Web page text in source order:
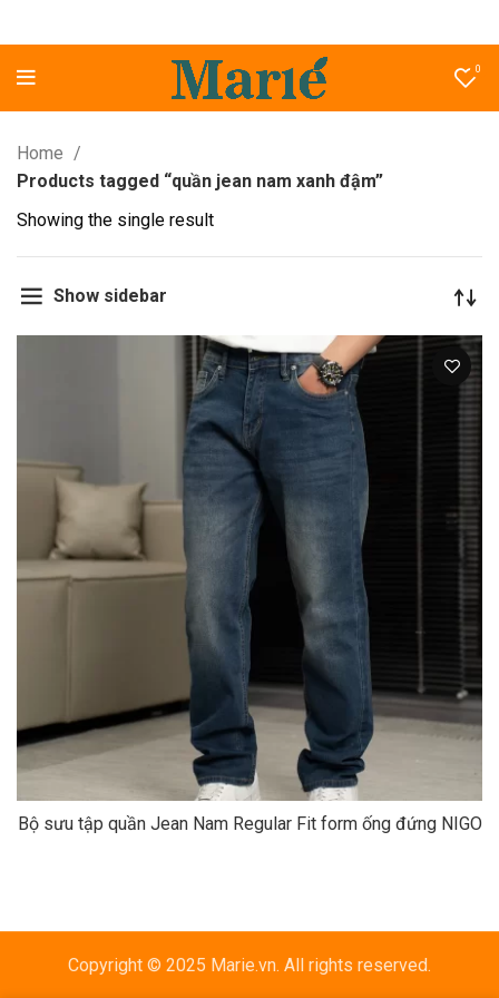
0
Home
Products tagged “quần jean nam xanh đậm”
Showing the single result
Show sidebar
Bộ sưu tập quần Jean Nam Regular Fit form ống đứng NIGO
Copyright © 2025 Marie.vn. All rights reserved.